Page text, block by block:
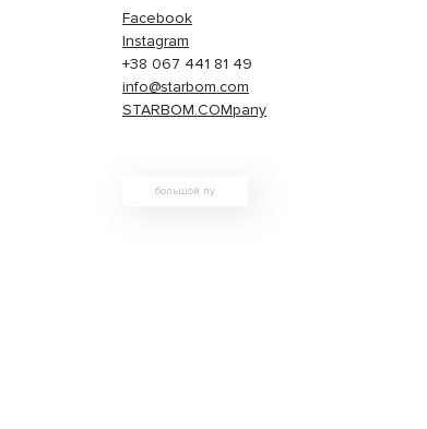
Facebook
Instagram
+38 067 441 81 49
info@starbom.com
STARBOM.COMpany
большой пу